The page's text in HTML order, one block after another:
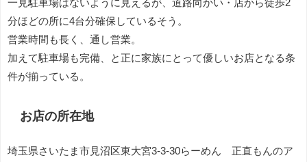
一見駐車場はないように見えるが、道路向かい・店から徒歩2
分ほどの所に4台分確保しているそう。
営業時間も長く、通し営業。
加えて駐車場も完備、と正に家族にとって優しいお店となる条
件が揃っている。
お店の所在地
埼玉県さいたま市見沼区東大宮3-3-30らーめん 正直もんのア